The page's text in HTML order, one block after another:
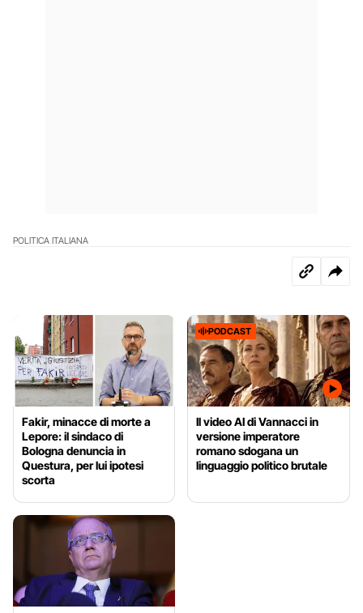
POLITICA ITALIANA
Fakir, minacce di morte a
Lepore: il sindaco di
Bologna denuncia in
Questura, per lui ipotesi
scorta
PODCAST
Il video AI di Vannacci in
versione imperatore
romano sdogana un
linguaggio politico brutale